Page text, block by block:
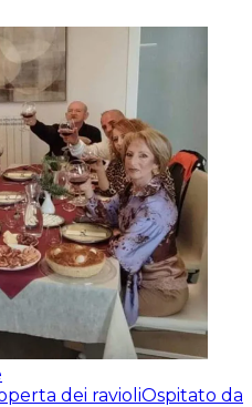
dei ravioliOspitato da